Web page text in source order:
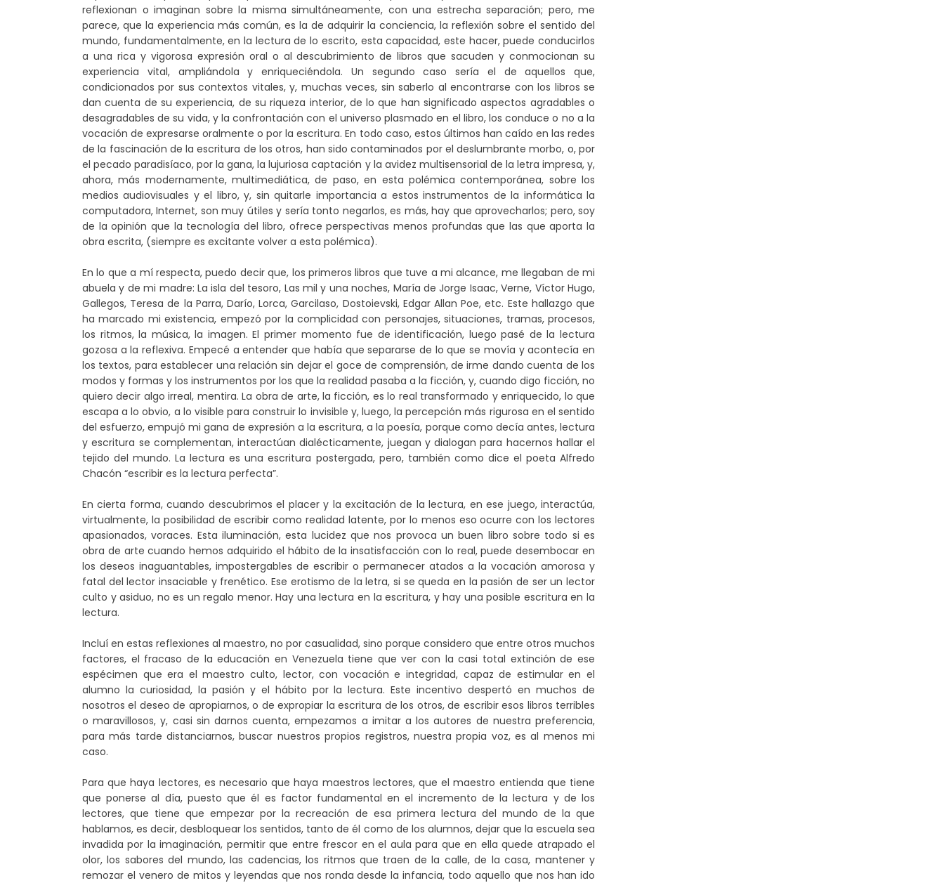
reflexionan o imaginan sobre la misma simultáneamente, con una estrecha separación; pero, me
parece, que la experiencia más común, es la de adquirir la conciencia, la reflexión sobre el sentido del
mundo, fundamentalmente, en la lectura de lo escrito, esta capacidad, este hacer, puede conducirlos
a una rica y vigorosa expresión oral o al descubrimiento de libros que sacuden y conmocionan su
experiencia vital, ampliándola y enriqueciéndola. Un segundo caso sería el de aquellos que,
condicionados por sus contextos vitales, y, muchas veces, sin saberlo al encontrarse con los libros se
dan cuenta de su experiencia, de su riqueza interior, de lo que han significado aspectos agradables o
desagradables de su vida, y la confrontación con el universo plasmado en el libro, los conduce o no a la
vocación de expresarse oralmente o por la escritura. En todo caso, estos últimos han caído en las redes
de la fascinación de la escritura de los otros, han sido contaminados por el deslumbrante morbo, o, por
el pecado paradisíaco, por la gana, la lujuriosa captación y la avidez multisensorial de la letra impresa, y,
ahora, más modernamente, multimediática, de paso, en esta polémica contemporánea, sobre los
medios audiovisuales y el libro, y, sin quitarle importancia a estos instrumentos de la informática la
computadora, Internet, son muy útiles y sería tonto negarlos, es más, hay que aprovecharlos; pero, soy
de la opinión que la tecnología del libro, ofrece perspectivas menos profundas que las que aporta la
obra escrita, (siempre es excitante volver a esta polémica).
En lo que a mí respecta, puedo decir que, los primeros libros que tuve a mi alcance, me llegaban de mi
abuela y de mi madre: La isla del tesoro, Las mil y una noches, María de Jorge Isaac, Verne, Víctor Hugo,
Gallegos, Teresa de la Parra, Darío, Lorca, Garcilaso, Dostoievski, Edgar Allan Poe, etc. Este hallazgo que
ha marcado mi existencia, empezó por la complicidad con personajes, situaciones, tramas, procesos,
los ritmos, la música, la imagen. El primer momento fue de identificación, luego pasé de la lectura
gozosa a la reflexiva. Empecé a entender que había que separarse de lo que se movía y acontecía en
los textos, para establecer una relación sin dejar el goce de comprensión, de irme dando cuenta de los
modos y formas y los instrumentos por los que la realidad pasaba a la ficción, y, cuando digo ficción, no
quiero decir algo irreal, mentira. La obra de arte, la ficción, es lo real transformado y enriquecido, lo que
escapa a lo obvio, a lo visible para construir lo invisible y, luego, la percepción más rigurosa en el sentido
del esfuerzo, empujó mi gana de expresión a la escritura, a la poesía, porque como decía antes, lectura
y escritura se complementan, interactúan dialécticamente, juegan y dialogan para hacernos hallar el
tejido del mundo. La lectura es una escritura postergada, pero, también como dice el poeta Alfredo
Chacón “escribir es la lectura perfecta”.
En cierta forma, cuando descubrimos el placer y la excitación de la lectura, en ese juego, interactúa,
virtualmente, la posibilidad de escribir como realidad latente, por lo menos eso ocurre con los lectores
apasionados, voraces. Esta iluminación, esta lucidez que nos provoca un buen libro sobre todo si es
obra de arte cuando hemos adquirido el hábito de la insatisfacción con lo real, puede desembocar en
los deseos inaguantables, impostergables de escribir o permanecer atados a la vocación amorosa y
fatal del lector insaciable y frenético. Ese erotismo de la letra, si se queda en la pasión de ser un lector
culto y asiduo, no es un regalo menor. Hay una lectura en la escritura, y hay una posible escritura en la
lectura.
Incluí en estas reflexiones al maestro, no por casualidad, sino porque considero que entre otros muchos
factores, el fracaso de la educación en Venezuela tiene que ver con la casi total extinción de ese
espécimen que era el maestro culto, lector, con vocación e integridad, capaz de estimular en el
alumno la curiosidad, la pasión y el hábito por la lectura. Este incentivo despertó en muchos de
nosotros el deseo de apropiarnos, o de expropiar la escritura de los otros, de escribir esos libros terribles
o maravillosos, y, casi sin darnos cuenta, empezamos a imitar a los autores de nuestra preferencia,
para más tarde distanciarnos, buscar nuestros propios registros, nuestra propia voz, es al menos mi
caso.
Para que haya lectores, es necesario que haya maestros lectores, que el maestro entienda que tiene
que ponerse al día, puesto que él es factor fundamental en el incremento de la lectura y de los
lectores, que tiene que empezar por la recreación de esa primera lectura del mundo de la que
hablamos, es decir, desbloquear los sentidos, tanto de él como de los alumnos, dejar que la escuela sea
invadida por la imaginación, permitir que entre frescor en el aula para que en ella quede atrapado el
olor, los sabores del mundo, las cadencias, los ritmos que traen de la calle, de la casa, mantener y
remozar el venero de mitos y leyendas que nos ronda desde la infancia, todo aquello que nos han ido